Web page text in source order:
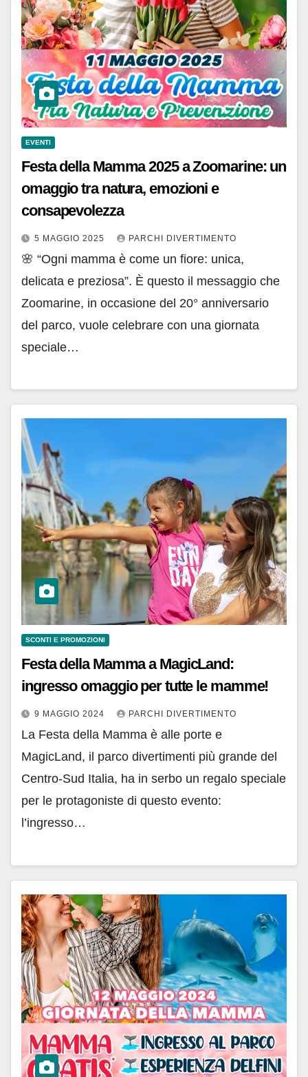
EVENTI
Festa della Mamma 2025 a Zoomarine: un
omaggio tra natura, emozioni e
consapevolezza
5 MAGGIO 2025 PARCHI DIVERTIMENTO
🌸 “Ogni mamma è come un fiore: unica,
delicata e preziosa”. È questo il messaggio che
Zoomarine, in occasione del 20° anniversario
del parco, vuole celebrare con una giornata
speciale…
SCONTI E PROMOZIONI
Festa della Mamma a MagicLand:
ingresso omaggio per tutte le mamme!
9 MAGGIO 2024 PARCHI DIVERTIMENTO
La Festa della Mamma è alle porte e
MagicLand, il parco divertimenti più grande del
Centro-Sud Italia, ha in serbo un regalo speciale
per le protagoniste di questo evento:
l’ingresso…